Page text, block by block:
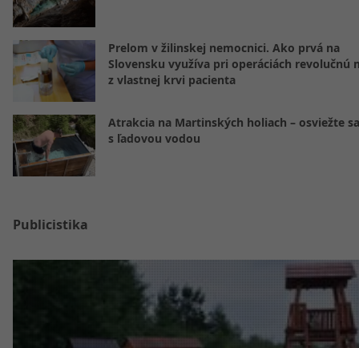
Prelom v žilinskej nemocnici. Ako prvá na
Slovensku využíva pri operáciách revolučnú
z vlastnej krvi pacienta
Atrakcia na Martinských holiach – osviežte
s ľadovou vodou
Publicistika